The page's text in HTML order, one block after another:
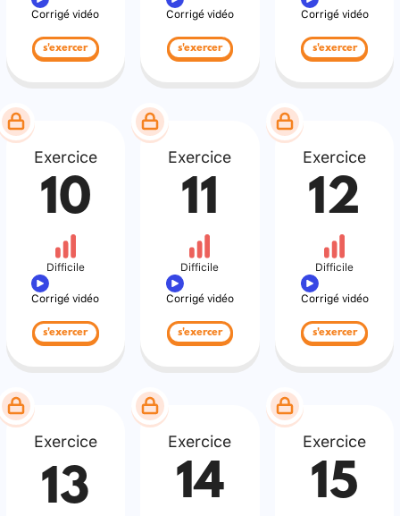
Corrigé vidéo
s'exercer
Corrigé vidéo
s'exercer
Corrigé vidéo
s'exercer
Exercice
10
Difficile
Corrigé vidéo
s'exercer
Exercice
11
Difficile
Corrigé vidéo
s'exercer
Exercice
12
Difficile
Corrigé vidéo
s'exercer
Exercice
13
Exercice
14
Exercice
15